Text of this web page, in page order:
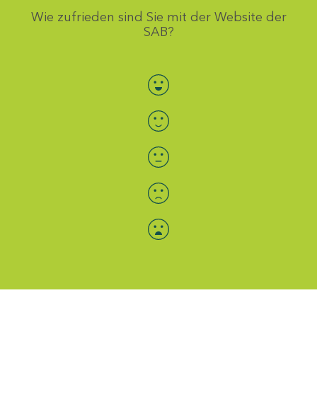
Wie zufrieden sind Sie mit der Website der
SAB?
Bewertung auswählen